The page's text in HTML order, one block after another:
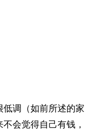
调（如前所述的家
会觉得自己有钱，